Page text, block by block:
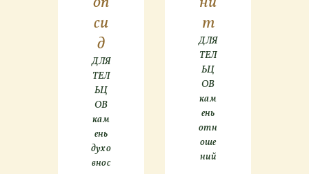
си
д
ДЛЯ
ТЕЛ
ЬЦ
ОВ
кам
ень
духо
внос
т
ДЛЯ
ТЕЛ
ЬЦ
ОВ
кам
ень
отн
оше
ний